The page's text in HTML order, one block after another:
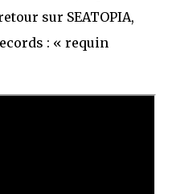
sur SEATOPIA,
: « requin